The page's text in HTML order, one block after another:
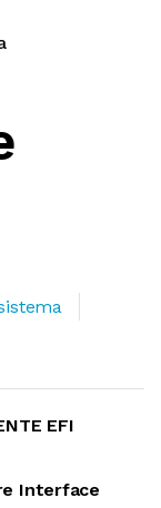
EFI
Interface